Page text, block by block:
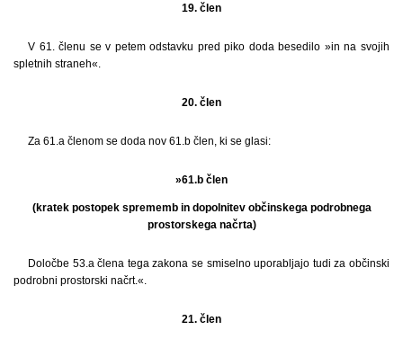
19. člen
V 61. členu se v petem odstavku pred piko doda besedilo »in na svojih
spletnih straneh«.
20. člen
Za 61.a členom se doda nov 61.b člen, ki se glasi:
»61.b člen
(kratek postopek sprememb in dopolnitev občinskega podrobnega
prostorskega načrta)
Določbe 53.a člena tega zakona se smiselno uporabljajo tudi za občinski
podrobni prostorski načrt.«.
21. člen